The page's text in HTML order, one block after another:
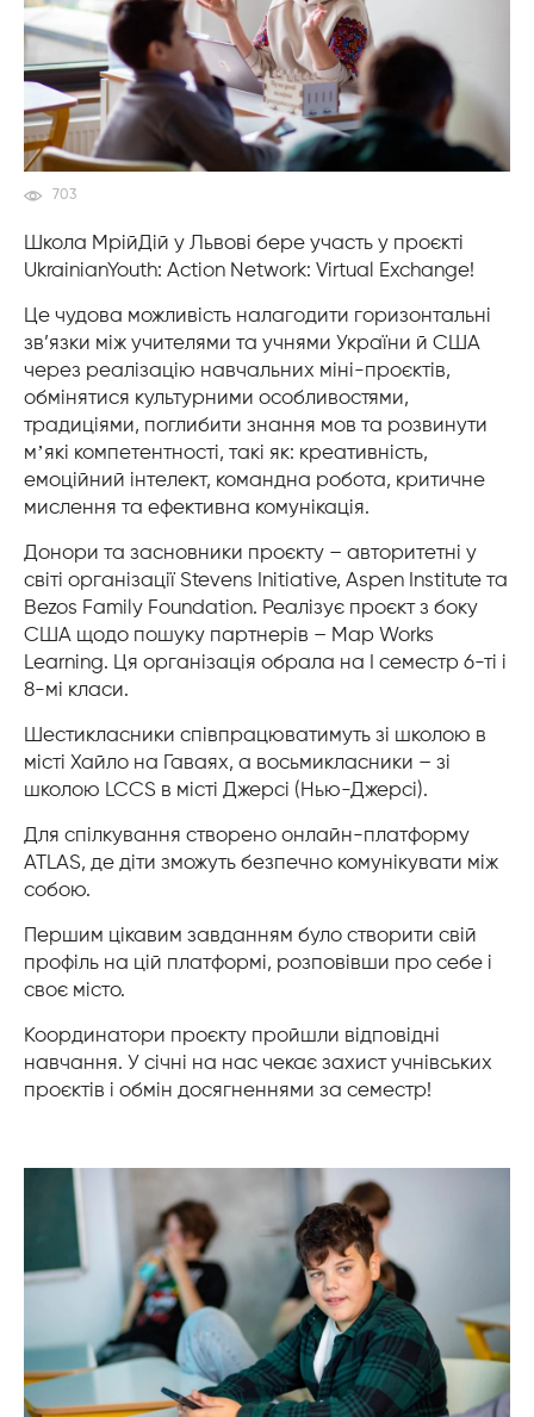
703
Школа МрійДій у Львові бере участь у проєкті
UkrainianYouth: Action Network: Virtual Exchange!
Це чудова можливість налагодити горизонтальні
зв’язки між учителями та учнями України й США
через реалізацію навчальних міні-проєктів,
обмінятися культурними особливостями,
традиціями, поглибити знання мов та розвинути
мʼякі компетентності, такі як: креативність,
емоційний інтелект, командна робота, критичне
мислення та ефективна комунікація.
Донори та засновники проєкту – авторитетні у
світі організації Stevens Initiative, Aspen Institute та
Bezos Family Foundation. Реалізує проєкт з боку
США щодо пошуку партнерів – Map Works
Learning. Ця організація обрала на І семестр 6-ті і
8-мі класи.
Шестикласники співпрацюватимуть зі школою в
місті Хайло на Гаваях, а восьмикласники – зі
школою LCCS в місті Джерсі (Нью-Джерсі).
Для спілкування створено онлайн-платформу
ATLAS, де діти зможуть безпечно комунікувати між
собою.
Першим цікавим завданням було створити свій
профіль на цій платформі, розповівши про себе і
своє місто.
Координатори проєкту пройшли відповідні
навчання. У січні на нас чекає захист учнівських
проєктів і обмін досягненнями за семестр!